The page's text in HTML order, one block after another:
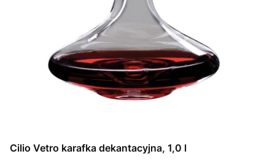
Cilio Vetro karafka dekantacyjna, 1,0 l